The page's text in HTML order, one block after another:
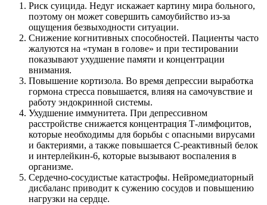
Риск суицида. Недуг искажает картину мира больного,
поэтому он может совершить самоубийство из-за
ощущения безвыходности ситуации.
Снижение когнитивных способностей. Пациенты часто
жалуются на «туман в голове» и при тестировании
показывают ухудшение памяти и концентрации
внимания.
Повышение кортизола. Во время депрессии выработка
гормона стресса повышается, влияя на самочувствие и
работу эндокринной системы.
Ухудшение иммунитета. При депрессивном
расстройстве снижается концентрация Т-лимфоцитов,
которые необходимы для борьбы с опасными вирусами
и бактериями, а также повышается С-реактивный белок
и интерлейкин-6, которые вызывают воспаления в
организме.
Сердечно-сосудистые катастрофы. Нейромедиаторный
дисбаланс приводит к сужению сосудов и повышению
нагрузки на сердце.